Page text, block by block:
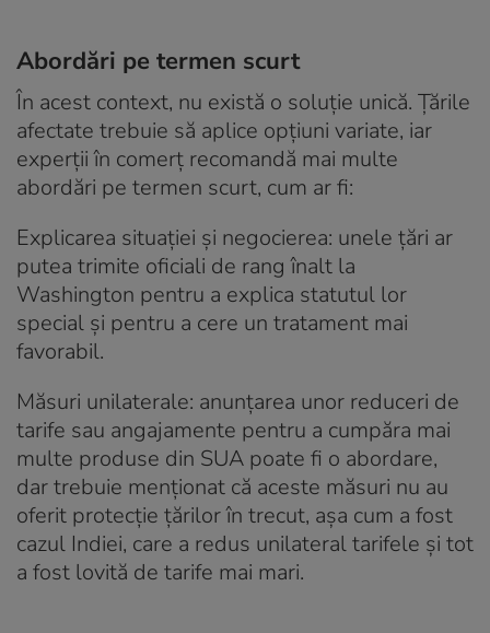
Abordări pe termen scurt
În acest context, nu există o soluție unică. Țările
afectate trebuie să aplice opțiuni variate, iar
experții în comerț recomandă mai multe
abordări pe termen scurt, cum ar fi:
Explicarea situației și negocierea: unele țări ar
putea trimite oficiali de rang înalt la
Washington pentru a explica statutul lor
special și pentru a cere un tratament mai
favorabil.
Măsuri unilaterale: anunțarea unor reduceri de
tarife sau angajamente pentru a cumpăra mai
multe produse din SUA poate fi o abordare,
dar trebuie menționat că aceste măsuri nu au
oferit protecție țărilor în trecut, așa cum a fost
cazul Indiei, care a redus unilateral tarifele și tot
a fost lovită de tarife mai mari.